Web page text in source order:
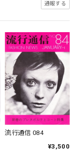
通報する
流行通信 084
¥3,500